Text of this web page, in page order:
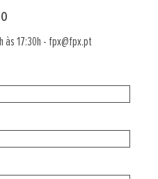
às 17:30h - fpx@fpx.pt